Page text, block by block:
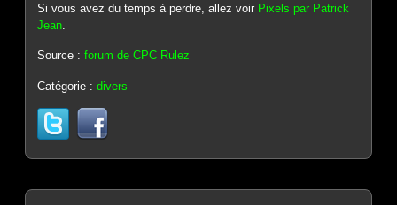
Si vous avez du temps à perdre, allez voir Pixels par Patrick
Jean
Source :forum de CPC Rulez
Catégorie :divers